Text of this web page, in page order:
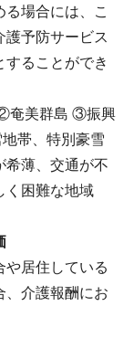
場合には、こ
護予防サービス
ることができ
奄美群島 ③振興
帯、特別豪雪
希薄、交通が不
く困難な地域
居住している
、介護報酬にお